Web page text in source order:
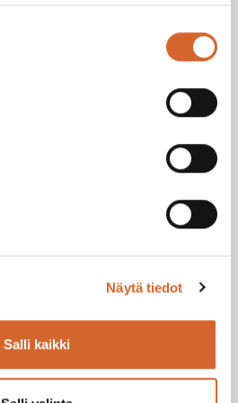
Näytä tiedot
Salli kaikki